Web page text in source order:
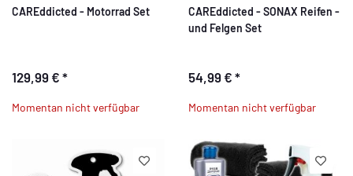
CAREddicted - Motorrad Set
129,99 € *
Momentan nicht verfügbar
CAREddicted - SONAX Reifen -
und Felgen Set
54,99 € *
Momentan nicht verfügbar